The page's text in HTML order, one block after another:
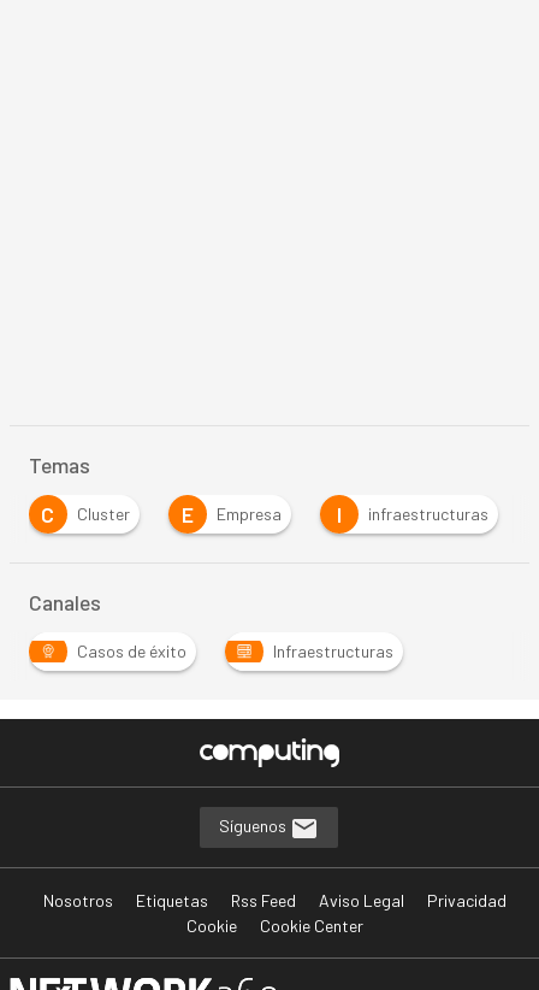
Temas
C
Cluster E Empresa I infraestructuras
Canales
Casos de éxito Infraestructuras
Síguenos
Nosotros Etiquetas Rss Feed Aviso Legal
Privacidad
Cookie
Cookie Center